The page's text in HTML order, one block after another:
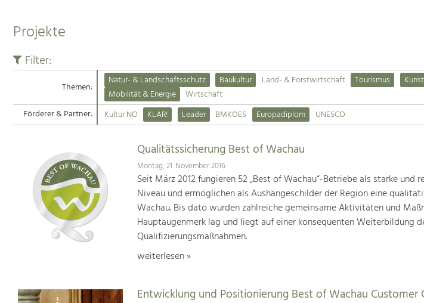
Projekte
Filter:
Themen: Natur- & Landschaftsschutz Baukultur Land- & Forstwirtschaft Tourismus
Mobilität & Energie
Wirtschaft
Förderer & Partner:
Kultur NÖ KLAR! Leader BMKOES Europadiplom UNESCO
Qualitätssicherung Best of Wachau
Montag, 21. November 2016
Seit März 2012 fungieren 52 „Best of Wachau“-Betriebe als starke
Niveau und ermöglichen als Aushängeschilder der Region eine
Wachau. Bis dato wurden zahlreiche gemeinsame Aktivitäten und
Hauptaugenmerk lag und liegt auf einer konsequenten Weiterbildung
Qualifizierungsmaßnahmen.
weiterlesen »
Entwicklung und Positionierung Best of Wachau Customer